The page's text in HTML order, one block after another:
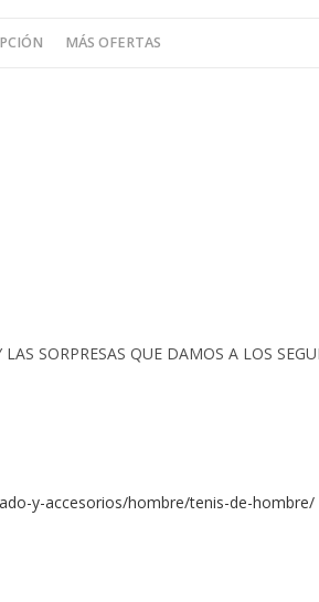
MÁS OFERTAS
SORPRESAS QUE DAMOS A LOS
y-accesorios/hombre/tenis-de-hombre/